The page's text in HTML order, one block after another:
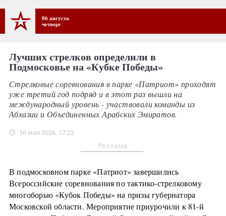
06 августа
четверг
Лучших стрелков определили в
Подмосковье на «Кубке Победы»
Стрелковые соревнования в парке «Патриот» проходят
уже третий год подряд и в этот раз вышли на
международный уровень - участвовали команды из
Абхазии и Объединенных Арабских Эмиратов.
16 мая 2026, 17:22
Реклама
В подмосковном парке «Патриот» завершились
Всероссийские соревнования по тактико-стрелковому
многоборью «Кубок Победы» на призы губернатора
Московской области. Мероприятие приурочили к 81-й